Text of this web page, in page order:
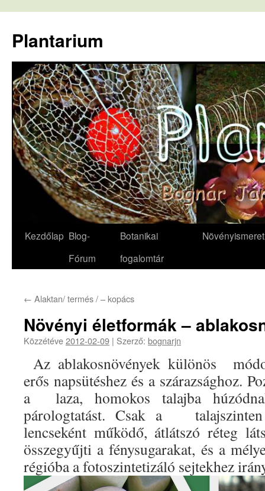
tartalomba
Plantarium
Kezdőlap Blog-
Fórum
Botanikai
fogalomtár
Növényismeret
← Alaktan/ termés / – kopács
Növényi életformák –
Közzétéve2012-02-09 | Szerző: bognarjn
Az ablakosnövények különös
erős napsütéshez és a szárazsághoz.
a laza, homokos talajba
párologtatást. Csak a
lencseként működő, átlátszó réteg
összegyűjti a fénysugarakat, és a
régióba a fotoszintetizáló sejtekhez